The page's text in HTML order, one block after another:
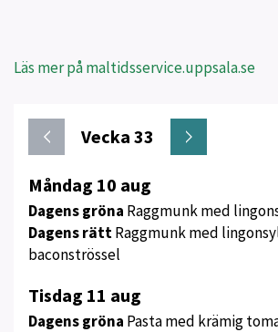
Läs mer på maltidsservice.uppsala.se
Vecka 33
Meny
för
vecka
33
Måndag 10 aug
Dagens gröna Raggmunk med
Dagens rättRaggmunk med
baconströssel
Tisdag 11 aug
Dagens gröna Pasta med krämig